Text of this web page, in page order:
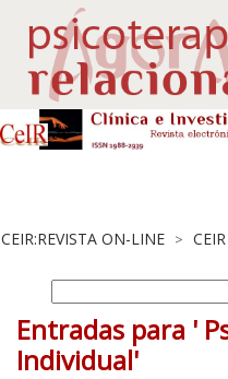
CEIR:REVISTA ON-LINE >
Entradas para '
Individual'